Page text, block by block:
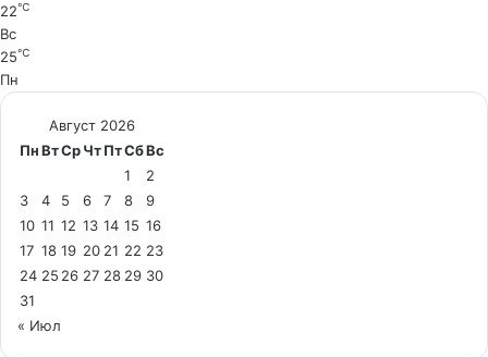
22℃
Вс
25℃
Пн
Август 2026
ПнВтСрЧтПтСбВс
1
2
3
4 5 6 7 8
9
10 11 12 13 14 15 16
17 18 19 20 21 22 23
24 25 26 27 28 29 30
31
« Июл